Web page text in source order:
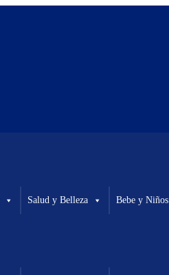
Salud y Belleza Bebe y Niños